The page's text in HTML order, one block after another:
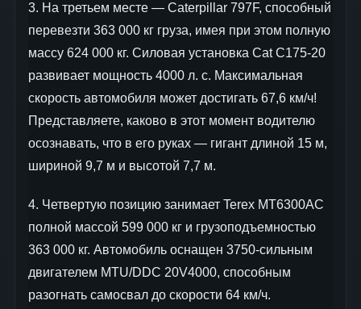
3. На третьем месте — Caterpillar 797F, способный
перевезти 363 000 кг груза, имея при этом полную
массу 624 000 кг. Силовая установка Cat C175-20
развивает мощность 4000 л. с. Максимальная
скорость автомобиля может достигать 67,6 км/ч!
Представляете, каково в этот момент водителю
осознавать, что в его руках — гигант длиной 15 м,
шириной 9,7 м и высотой 7,7 м.
4. Четвертую позицию занимает Terex MT6300AC
полной массой 599 000 кг и грузоподъемностью
363 000 кг. Автомобиль оснащен 3750-сильным
двигателем MTU/DDC 20V4000, способным
разогнать самосвал до скорости 64 км/ч.